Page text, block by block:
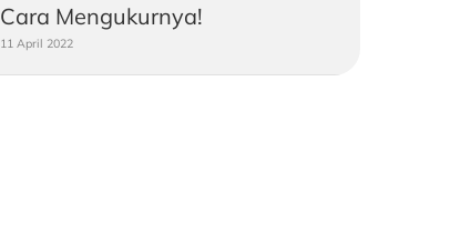
Cara Mengukurnya!
11 April 2022